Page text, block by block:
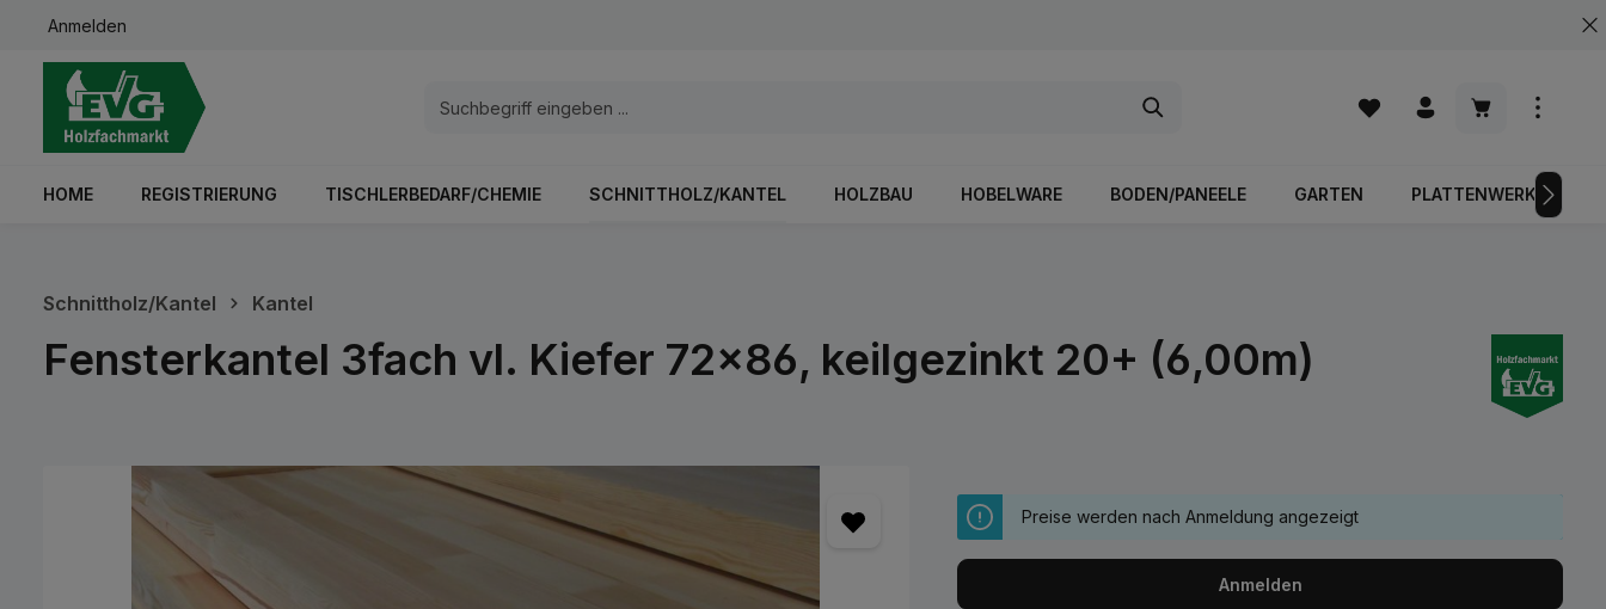
Zur Hauptnavigation springen
Anmelden
Warenkorb
HOME REGISTRIERUNG TISCHLERBEDARF/CHEMIE SCHNITTHOLZ/KANTEL HOLZBAU HOBELWARE BODEN/PANEELE GARTEN PLATTENWERKSTOFFE
Schnittholz/Kantel Kantel
Fensterkantel 3fach vl. Kiefer 72x86, keilgezinkt 20+ (6,00m)
Bildergalerie überspringen
Preise werden nach Anmeldung angezeigt
Anmelden